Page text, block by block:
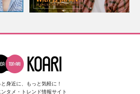
と身近に、もっと気軽に！
タメ・トレンド情報サイト